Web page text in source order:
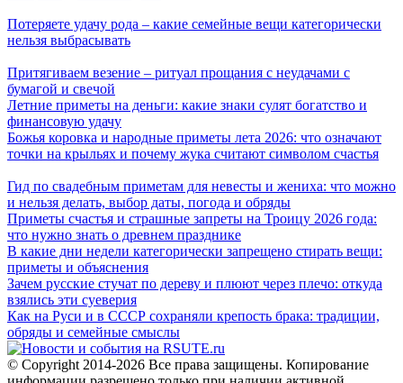
Потеряете удачу рода – какие семейные вещи категорически
нельзя выбрасывать
Притягиваем везение – ритуал прощания с неудачами с
бумагой и свечой
Летние приметы на деньги: какие знаки сулят богатство и
финансовую удачу
Божья коровка и народные приметы лета 2026: что означают
точки на крыльях и почему жука считают символом счастья
Гид по свадебным приметам для невесты и жениха: что можно
и нельзя делать, выбор даты, погода и обряды
Приметы счастья и страшные запреты на Троицу 2026 года:
что нужно знать о древнем празднике
В какие дни недели категорически запрещено стирать вещи:
приметы и объяснения
Зачем русские стучат по дереву и плюют через плечо: откуда
взялись эти суеверия
Как на Руси и в СССР сохраняли крепость брака: традиции,
обряды и семейные смыслы
© Copyright 2014-2026 Все права защищены. Копирование